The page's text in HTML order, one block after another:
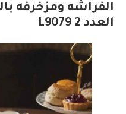
الفراشه ومزخرفه
العدد 2 L9079